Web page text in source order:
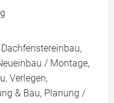
/ Montage,
Verlegen,
& Bau, Planung /